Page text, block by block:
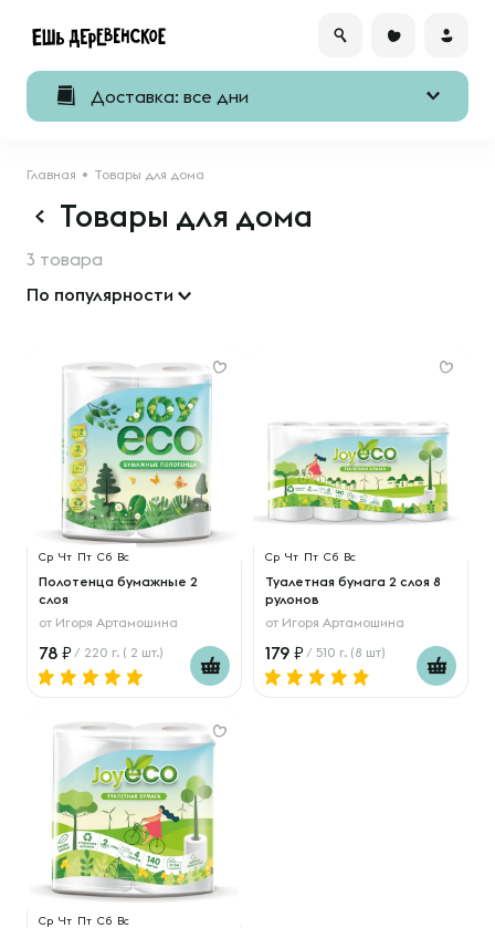
Доставка: все дни
Главная Товары для дома
Товары для дома
3 товара
По популярности
Ср Чт Пт Сб Вс
Полотенца бумажные 2
слоя
от Игоря Артамошина
78 / 220 г. ( 2 шт.)
Ср Чт Пт Сб Вс
Туалетная бумага 2 слоя 8
рулонов
от Игоря Артамошина
179 / 510 г. (8 шт)
Ср Чт Пт Сб Вс